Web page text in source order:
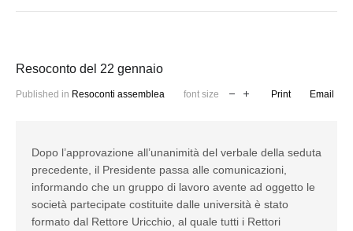
Resoconto del 22 gennaio
Published in Resoconti assemblea font size Print Email
Dopo l’approvazione all’unanimità del verbale della seduta
precedente, il Presidente passa alle comunicazioni,
informando che un gruppo di lavoro avente ad oggetto le
società partecipate costituite dalle università è stato
formato dal Rettore Uricchio, al quale tutti i Rettori